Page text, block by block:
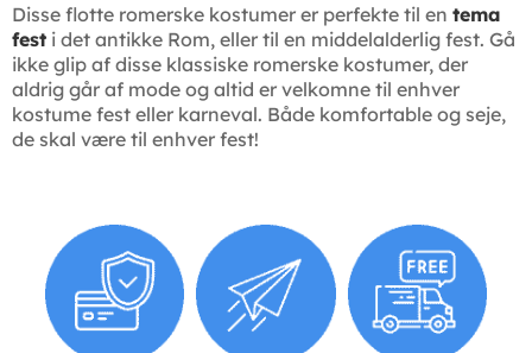
Disse flotte romerske kostumer er perfekte til en tema
fest i det antikke Rom, eller til en middelalderlig fest. Gå
ikke glip af disse klassiske romerske kostumer, der
aldrig går af mode og altid er velkomne til enhver
kostume fest eller karneval. Både komfortable og seje,
de skal være til enhver fest!